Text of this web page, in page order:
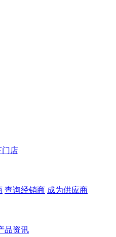
门店
查询经销商 成为供应商
品资讯